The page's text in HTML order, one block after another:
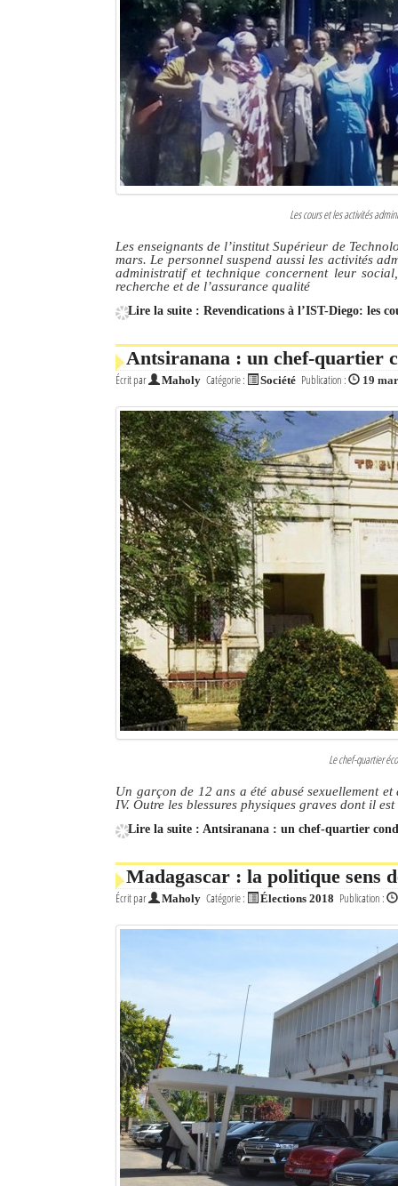
Les cours et les activités
Les enseignants de l’institut Supérieur de
mars. Le personnel suspend aussi les activités
administratif et technique concernent leur
recherche et de l’assurance qualité
Lire la suite : Revendications à l’IST-Diego: les
Antsiranana : un chef-quartier
Écrit par Maholy Catégorie : Société Publication : 19
Le chef-quartier
Un garçon de 12 ans a été abusé sexuellement
IV. Outre les blessures physiques graves dont il
Lire la suite : Antsiranana : un chef-quartier
Madagascar : la politique sens
Écrit par Maholy Catégorie : Élections 2018 Publication :